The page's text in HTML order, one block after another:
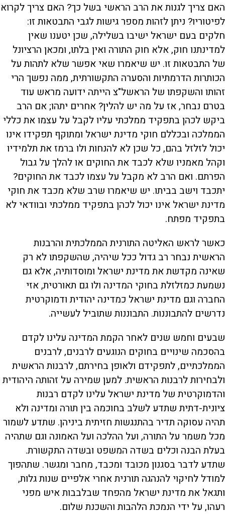
האם צריך לגנות את הרב הראשי בשל כך? האם צריך לקרוא
לפיטוריו? ניתן לזהות מספר גישות לגבי התבטאות זו:
חלקים בעם ישראל ישיבו בשלילה, שכן יטענו שאין
למדינתנו חוק, אלא חוק התורה ואין בלתו, ומכאן הרציונל
של התבטאות זו. יש שיאמרו שאי אפשר שלא לתהות על
הכותרות הדרמתיות והסערה התקשורתית, ממה נפשך הרי
זהותו והשקפתו של הראשל"צ הייתה ידועה מראש עוד
בטרם נבחר, אז על מה יש להלין? אחרים יתהו; אם הרב
ביקש לכהן בתפקיד ממלכתי עליו לקבל על עצמו את כללי
הממלכה ובכללם חוקי מדינת ישראל ומתוקף תפקידו אינו
יכול לזלזל בהם, כל שכן לא להנחות ולו ברמז את תלמידיו
וקהל מאמניו שלא לכבד את החוקים או להלך על גבול
הפרתם. ואם הרב לא מקבל על עצמו לכבד את החוקים?
יתכבד וישב בביתו. יש שיאמרו שרב שלא מכבד את חוקי
מדינת ישראל אינו יכול לכהן בתפקיד ממלכתי ובוודאי לא
בתפקיד מפתח.
כאשר לראש האליטה התורנית הממלכתית והרבנות
הראשית נבחר רב גדול ככל שיהיה, שהשקפתו לא רק
שאינה מקדשת את מדינת ישראל ומוסדותיה, אלא גם
נשמעת כמזלזלת בחוקי המדינה ולו גם תאורטית, אזי
החברה וגם מדינת ישראל כמדינה יהודית ודמוקרטית
נדרשים להתבוננות. התבוננות שתוביל לעשייה.
שבעים וחמש שנים לאחר הקמת המדינה עלינו לקדם
בהסכמה שינויים בחוקים הנוגעים לרבנים, לרבנים
הממלכתיים, לתפקידם ולאופן בחירתם, לרבנות הראשית
ולבחירות לרבנות הראשית. למען שמירה על זהותה היהודית
והדמוקרטית של מדינת ישראל עלינו לקדם רבנות
ציונית-דתית שתדע לשלב בחוכמה בין תורה ומדינה ולא
תהיה עסוקה תדיר בהתנגשות חזיתית ביניהן. שתדע לשמור
מכל משמר על התורה, ועל ההלכה ועל האמונה וגם שתהיה
בעלת הבנה וכלים בשדה המשפט ובשדה התקשורת.
שתדע לדבר בסגנון מכובד ומכבד, מחבר ומגשר. שתהפוך
למודל לחיקוי להנהגה תורנית אחרי אלפיים שנות גלות,
ותגאל את מדינת ישראל מהפחד שבלבבות איש מפני
רעהו, על ידי הנמכת הלהבות והשכנת שלום.